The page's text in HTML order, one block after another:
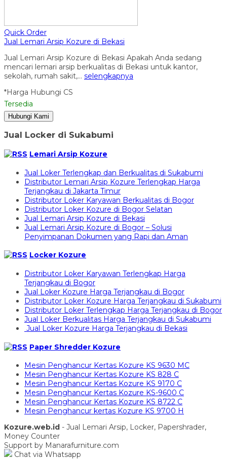
Quick Order
Jual Lemari Arsip Kozure di Bekasi
Jual Lemari Arsip Kozure di Bekasi Apakah Anda sedang
mencari lemari arsip berkualitas di Bekasi untuk kantor,
sekolah, rumah sakit,… selengkapnya
*Harga Hubungi CS
Tersedia
Hubungi Kami
Jual Locker di Sukabumi
Lemari Arsip Kozure
Jual Loker Terlengkap dan Berkualitas di Sukabumi
Distributor Lemari Arsip Kozure Terlengkap Harga
Terjangkau di Jakarta Timur
Distributor Loker Karyawan Berkualitas di Bogor
Distributor Loker Kozure di Bogor Selatan
Jual Lemari Arsip Kozure di Bekasi
Jual Lemari Arsip Kozure di Bogor – Solusi
Penyimpanan Dokumen yang Rapi dan Aman
Locker Kozure
Distributor Loker Karyawan Terlengkap Harga
Terjangkau di Bogor
Jual Loker Kozure Harga Terjangkau di Bogor
Distributor Loker Kozure Harga Terjangkau di Sukabumi
Distributor Loker Terlengkap Harga Terjangkau di Bogor
Jual Loker Berkualitas Harga Terjangkau di Sukabumi
Jual Loker Kozure Harga Terjangkau di Bekasi
Paper Shredder Kozure
Mesin Penghancur Kertas Kozure KS 9630 MC
Mesin Penghancur Kertas Kozure KS 828 C
Mesin Penghancur Kertas Kozure KS 9170 C
Mesin Penghancur Kertas Kozure KS-9600 C
Mesin Penghancur Kertas Kozure KS 8722 C
Mesin Penghancur kertas Kozure KS 9700 H
Kozure.web.id - Jual Lemari Arsip, Locker, Papershrader,
Money Counter
Support by Manarafurniture.com
Chat via Whatsapp